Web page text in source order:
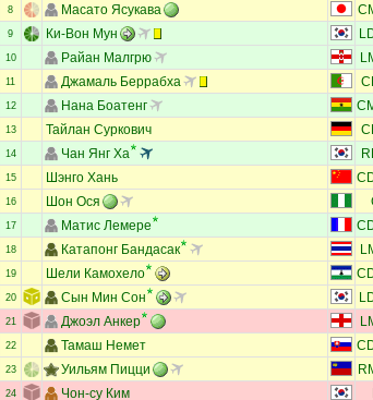
8 Масато Ясукава
9 Ки-Вон Мун
10 Райан Малгрю
11 Джамаль Беррабха
12 Нана Боатенг
13 Тайлан Суркович
14 Чан Янг Ха
15 Шэнго Хань
16 Шон Ося
17 Матис Лемере
18 Катапонг Бандасак
19 Шели Камохело
20 Сын Мин Сон
21 Джоэл Анкер
22 Тамаш Немет
23 Уильям Пицци
24 Чон-су Ким